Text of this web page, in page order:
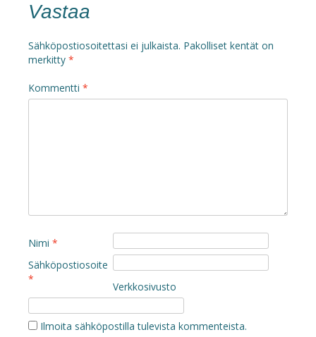
Vastaa
Sähköpostiosoitettasi ei julkaista. Pakolliset kentät on
merkitty *
Kommentti *
Nimi *
Sähköpostiosoite
*
Verkkosivusto
Ilmoita sähköpostilla tulevista kommenteista.